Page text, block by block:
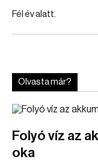
Fél év alatt.
Olvasta már?
Folyó víz az
oka